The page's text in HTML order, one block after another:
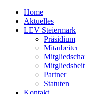
Home
Aktuelles
LEV Steiermark
Präsidium
Mitarbeiter
Partner
Statuten
Kontakt